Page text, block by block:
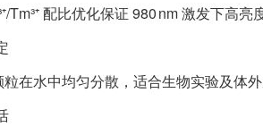
Tm³⁺ 配比优化保证 980 nm 激发下高亮
在水中均匀分散，适合生物实验及体外